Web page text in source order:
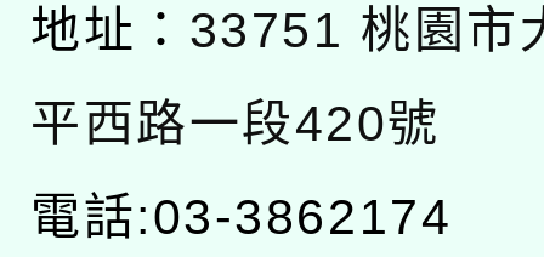
地址： 33751 桃園市
平西路一段420號
電話:03-3862174